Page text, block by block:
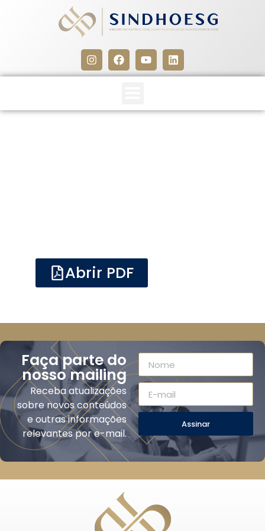
Abrir PDF
Faça parte do
nosso mailing
Receba atualizações
sobre novos conteúdos
e outras informações
relevantes por e-mail.
Assinar